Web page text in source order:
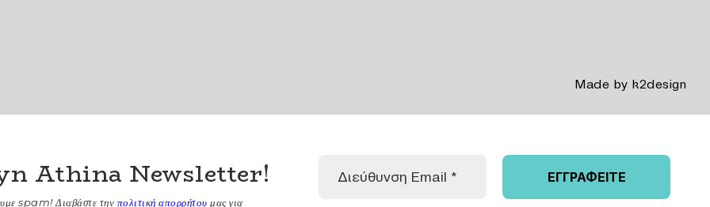
Made by k2design
Athina Newsletter!
spam! Διαβάστε την πολιτική απορρήτου μας για